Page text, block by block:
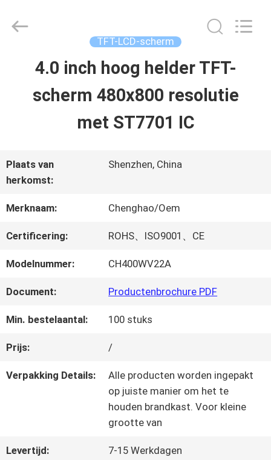
THUIS
OVER
ONS
FABRIEKSTOCHT
NEEM
CONTACT
MET
ChengHao
TFT-LCD-scherm
4.0 inch hoog helder TFT-
scherm 480x800 resolutie
met ST7701 IC
Plaats van
herkomst:
Shenzhen, China
Merknaam: Chenghao/Oem
Certificering: ROHS、ISO9001、CE
Modelnummer: CH400WV22A
Document: Productenbrochure PDF
Min. bestelaantal: 100 stuks
Prijs: /
Verpakking Details:
Alle producten worden ingepakt
op juiste manier om het te
houden brandkast. Voor kleine
grootte van
Levertijd: 7-15 Werkdagen